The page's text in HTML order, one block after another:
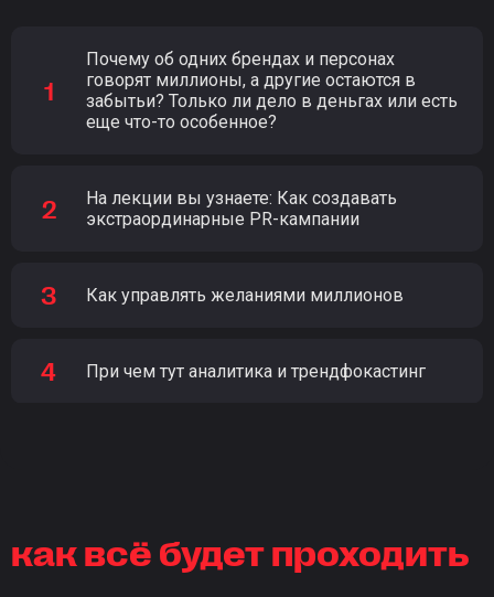
Почему об одних брендах и персонах
говорят миллионы, а другие остаются в
забытьи? Только ли дело в деньгах или есть
еще что-то особенное?
На лекции вы узнаете: Как создавать
экстраординарные PR-кампании
Как управлять желаниями миллионов
При чем тут аналитика и трендфокастинг
как всё будет проходить